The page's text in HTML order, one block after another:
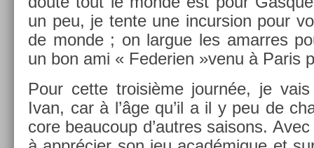
un peu, je tente une in­curs­ion pour
de monde ; on lar­gue les amar­res
un bon ami « Federi­en »venu à Paris
Pour cette troisiè­me journée, je
Ivan, car à l’âge qu’il a il y peu de
core be­aucoup d’aut­res saisons.